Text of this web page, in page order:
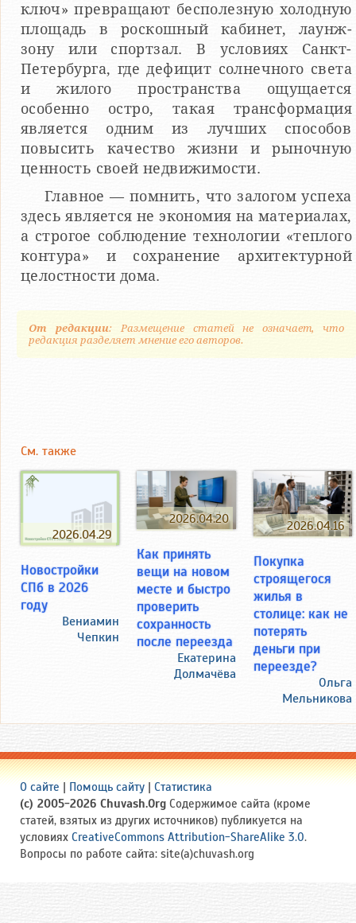
ключ» превращают бесполезную холодную
площадь в роскошный кабинет, лаунж-
зону или спортзал. В условиях Санкт-
Петербурга, где дефицит солнечного света
и жилого пространства ощущается
особенно остро, такая трансформация
является одним из лучших способов
повысить качество жизни и рыночную
ценность своей недвижимости.
Главное — помнить, что залогом успеха
здесь является не экономия на материалах,
а строгое соблюдение технологии «теплого
контура» и сохранение архитектурной
целостности дома.
От редакции: Размещение статей не означает, что
редакция разделяет мнение его авторов.
См. также
2026.04.29
Новостройки
СПб в 2026
году
Вениамин
Чепкин
2026.04.20
Как принять
вещи на новом
месте и быстро
проверить
сохранность
после переезда
Екатерина
Долмачёва
2026.04.16
Покупка
строящегося
жилья в
столице: как не
потерять
деньги при
переезде?
Ольга
Мельникова
О сайте Помощь сайту
Статистика
(c) 2005-2026 Chuvash.Org Содержимое сайта (кроме
статей, взятых из других источников) публикуется на
условиях CreativeCommons Attribution-ShareAlike 3.0.
Вопросы по работе сайта: site(a)chuvash.org